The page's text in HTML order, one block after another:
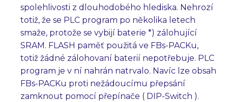
spolehlivosti z dlouhodobého hlediska. Nehrozí
totiž, že se PLC program po několika letech
smaže, protože se vybijí baterie *) zálohující
SRAM. FLASH paměť použitá ve FBs-PACKu,
totiž žádné zálohovaní baterií nepotřebuje. PLC
program je v ní nahrán natrvalo. Navíc lze obsah
FBs-PACKu proti nežádoucímu přepsání
zamknout pomocí přepínače ( DIP-Switch ).